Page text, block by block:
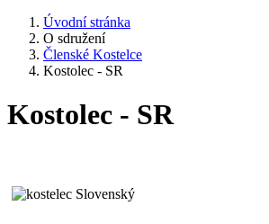
Úvodní stránka
O sdružení
Členské Kostelce
Kostolec - SR
Kostolec - SR